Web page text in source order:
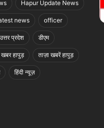
Hapur Update News
news officer
उत्तर प्रदेश डीएम
खबर हापुड़ ताज़ा खबरें हापुड़
हिंदी न्यूज़